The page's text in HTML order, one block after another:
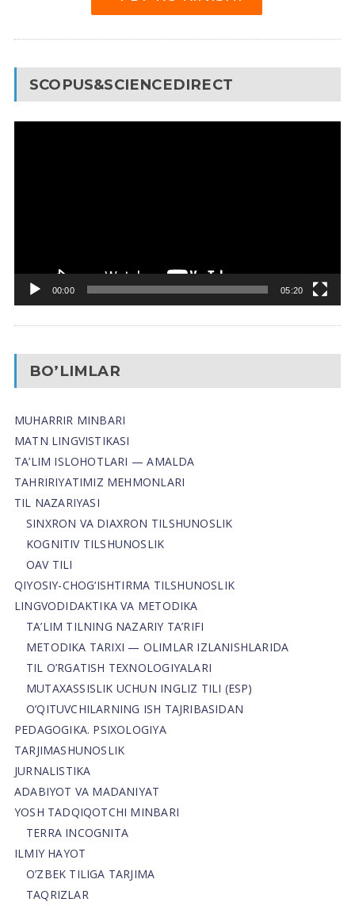
SCOPUS&SCIENCEDIRECT
00:00 05:20
BO’LIMLAR
MUHARRIR MINBARI
MATN LINGVISTIKASI
TA’LIM ISLOHOTLARI — AMALDA
TAHRIRIYATIMIZ MEHMONLARI
TIL NAZARIYASI
SINXRON VA DIAXRON TILSHUNOSLIK
KOGNITIV TILSHUNOSLIK
OAV TILI
QIYOSIY-CHOG‘ISHTIRMA TILSHUNOSLIK
LINGVODIDAKTIKA VA METODIKA
TA’LIM TILNING NAZARIY TA’RIFI
METODIKA TARIXI — OLIMLAR IZLANISHLARIDA
TIL O’RGATISH TEXNOLOGIYALARI
MUTAXASSISLIK UCHUN INGLIZ TILI (ESP)
O’QITUVCHILARNING ISH TAJRIBASIDAN
PEDAGOGIKA. PSIXOLOGIYA
TARJIMASHUNOSLIK
JURNALISTIKA
ADABIYOT VA MADANIYAT
YOSH TADQIQOTCHI MINBARI
TERRA INCOGNITA
ILMIY HAYOT
O’ZBEK TILIGA TARJIMA
TAQRIZLAR